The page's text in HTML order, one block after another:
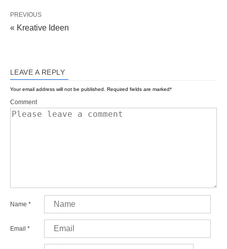
PREVIOUS
« Kreative Ideen
LEAVE A REPLY
Your email address will not be published. Required fields are marked*
Comment
Name *
Email *